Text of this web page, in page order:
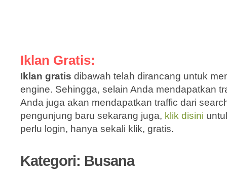
Iklan Gratis:
Iklan gratis dibawah telah dirancang untuk
engine. Sehingga, selain Anda mendapatkan
Anda juga akan mendapatkan traffic dari
pengunjung baru sekarang juga, klik disini
perlu login, hanya sekali klik, gratis.
Kategori: Busana